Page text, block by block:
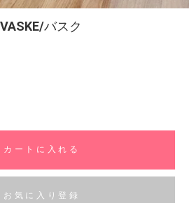
バスク
カートに入れる
お気に入り登録